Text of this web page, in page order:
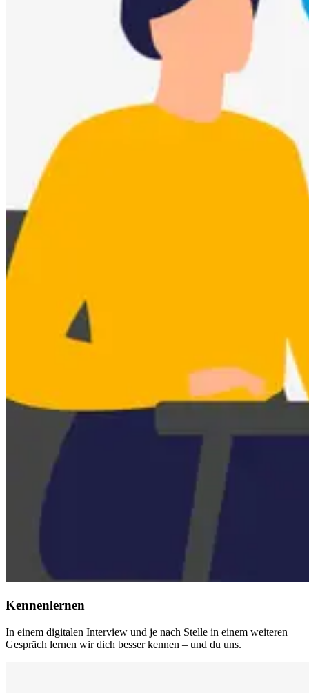
Kennenlernen
In einem digitalen Interview und je nach Stelle in einem weiteren
Gespräch lernen wir dich besser kennen – und du uns.